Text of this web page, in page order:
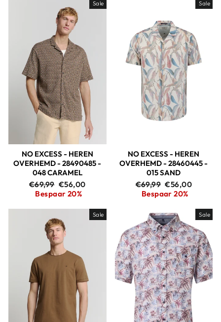
Sale
NO EXCESS - HEREN
OVERHEMD - 28490485 -
048 CARAMEL
Adviesprijs
€69,99 Aanbiedingsprijs
€56,00
Bespaar 20%
Sale
NO EXCESS - HEREN
OVERHEMD - 28460445 -
015 SAND
Adviesprijs
€69,99 €56,00
Bespaar 20%
Sale Sale